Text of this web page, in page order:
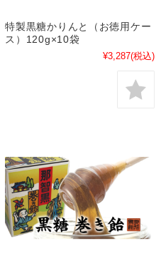
特製黒糖かりんと（お徳用ケー
ス）120g×10袋
¥3,287(税込)